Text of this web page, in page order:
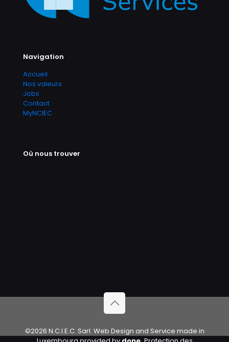
Navigation
Accueil
Nos valeurs
Jobs
Contact
MyNCIEC
Où nous trouver
©2026 N.C.I.E.C. Sarl. Web Design and Service made in